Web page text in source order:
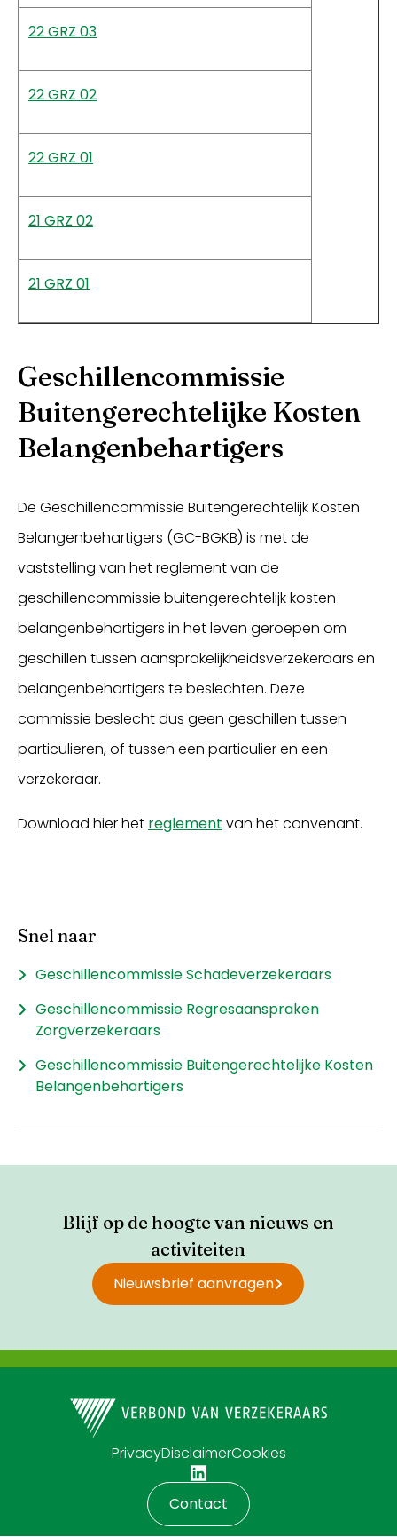
22 GRZ 03
22 GRZ 02
22 GRZ 01
21 GRZ 02
21 GRZ 01
Geschillencommissie
Buitengerechtelijke Kosten
Belangenbehartigers
De Geschillencommissie Buitengerechtelijk Kosten
Belangenbehartigers (GC-BGKB) is met de
vaststelling van het reglement van de
geschillencommissie buitengerechtelijk kosten
belangenbehartigers in het leven geroepen om
geschillen tussen aansprakelijkheidsverzekeraars en
belangenbehartigers te beslechten. Deze
commissie beslecht dus geen geschillen tussen
particulieren, of tussen een particulier en een
verzekeraar.
Download hier het reglement van het convenant.
Snel naar
Geschillencommissie Schadeverzekeraars
Geschillencommissie Regresaanspraken
Zorgverzekeraars
Geschillencommissie Buitengerechtelijke Kosten
Belangenbehartigers
Blijf op de hoogte van nieuws en
activiteiten
Nieuwsbrief aanvragen
PrivacyDisclaimerCookies
Contact